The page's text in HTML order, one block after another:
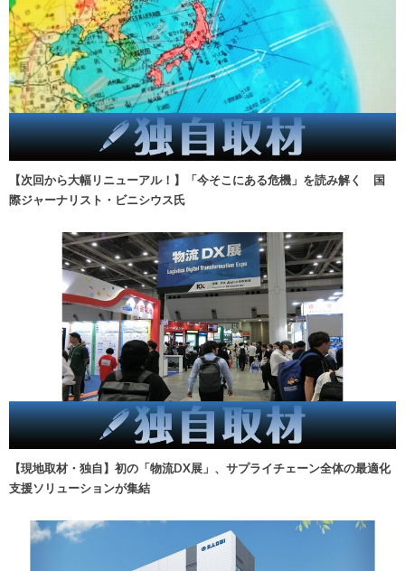
【次回から大幅リニューアル！】「今そこにある危機」を読み解く 国
際ジャーナリスト・ビニシウス氏
【現地取材・独自】初の「物流DX展」、サプライチェーン全体の最適化
支援ソリューションが集結